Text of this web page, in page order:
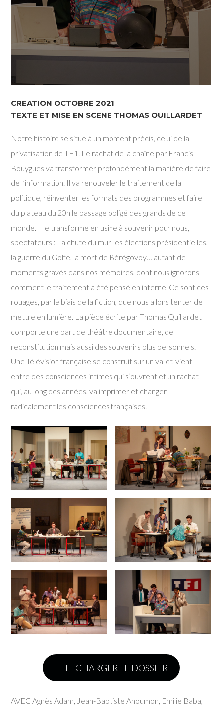
CREATION OCTOBRE 2021
TEXTE ET MISE EN SCENE THOMAS QUILLARDET
Notre histoire se situe à un moment précis, celui de la
privatisation de TF1. Le rachat de la chaîne par Francis
Bouygues va transformer profondément la manière de faire
de l’information. Il va renouveler le traitement de la
politique, réinventer les formats des programmes et faire
du plateau du 20h le passage obligé des grands de ce
monde. Il le transforme en usine à souvenir pour nous,
spectateurs : La chute du mur, les élections présidentielles,
la guerre du Golfe, la mort de Bérégovoy… autant de
moments gravés dans nos mémoires, dont nous ignorons
comment le traitement a été pensé en interne. Ce sont ces
rouages, par le biais de la fiction, que nous allons tenter de
mettre en lumière. La pièce écrite par Thomas Quillardet
comporte une part de théâtre documentaire, de
reconstitution mais aussi des souvenirs plus personnels.
Une Télévision française se construit sur un va-et-vient
entre des consciences intimes qui s’ouvrent et un rachat
qui, au long des années, va imprimer et changer
radicalement les consciences françaises.
TELECHARGER LE DOSSIER
AVEC Agnès Adam, Jean-Baptiste Anoumon, Emilie Baba,